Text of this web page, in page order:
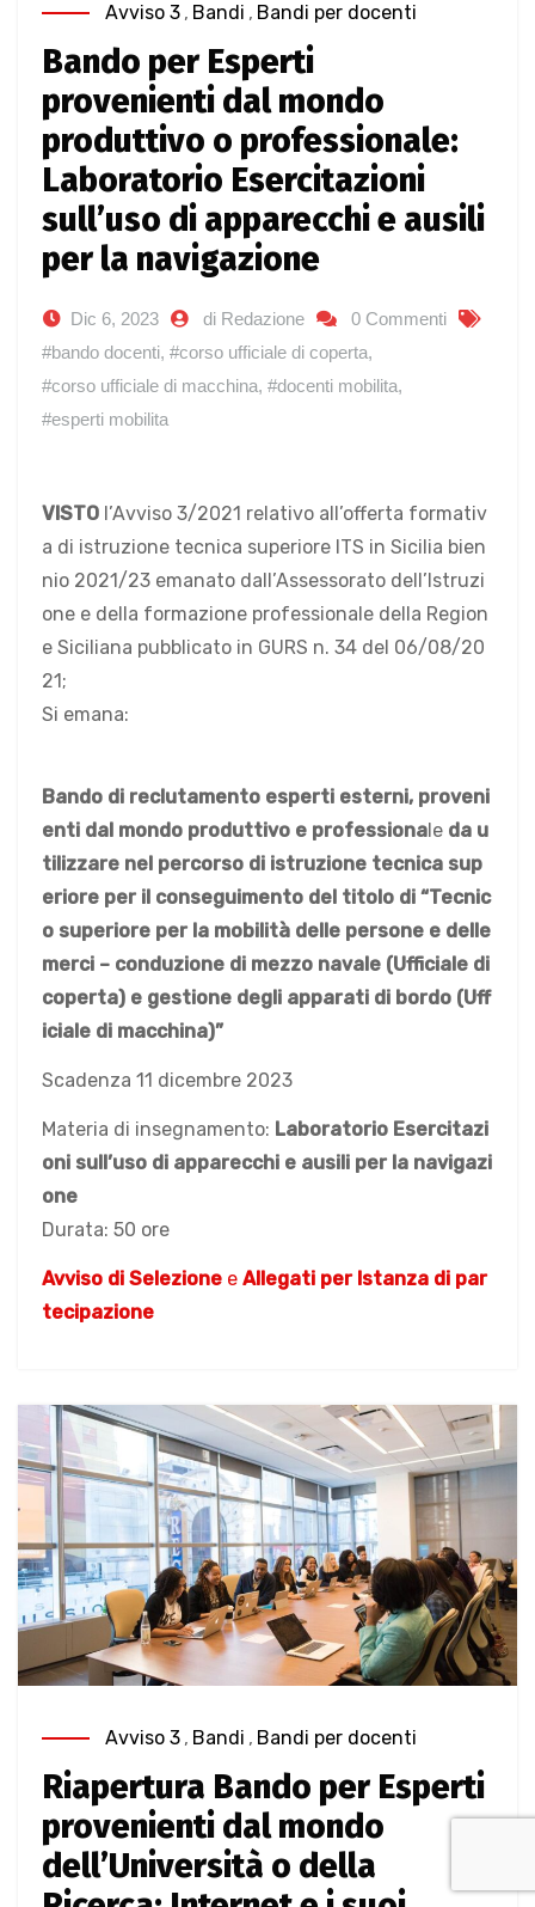
Avviso 3 , Bandi , Bandi per docenti
Bando per Esperti
provenienti dal mondo
produttivo o professionale:
Laboratorio Esercitazioni
sull’uso di apparecchi e ausili
per la navigazione
Dic 6, 2023 di Redazione
0 Commenti
#bando docenti, #corso ufficiale di coperta,
#corso ufficiale di macchina, #docenti mobilita,
#esperti mobilita
VISTO l’Avviso 3/2021 relativo all’offerta formativ
a di istruzione tecnica superiore ITS in Sicilia bien
nio 2021/23 emanato dall’Assessorato dell’Istruzi
one e della formazione professionale della Region
e Siciliana pubblicato in GURS n. 34 del 06/08/20
21;
Si emana:
Bando di reclutamento esperti esterni, proveni
enti dal mondo produttivo e professionale da u
tilizzare nel percorso di istruzione tecnica sup
eriore per il conseguimento del titolo di “Tecnic
o superiore per la mobilità delle persone e delle
merci – conduzione di mezzo navale (Ufficiale di
coperta) e gestione degli apparati di bordo (Uff
iciale di macchina)”
Scadenza 11 dicembre 2023
Materia di insegnamento: Laboratorio Esercitazi
oni sull’uso di apparecchi e ausili per la navigazi
one
Durata: 50 ore
Avviso di Selezione e Allegati per Istanza di par
tecipazione
Avviso 3 , Bandi , Bandi per docenti
Riapertura Bando per Esperti
provenienti dal mondo
dell’Università o della